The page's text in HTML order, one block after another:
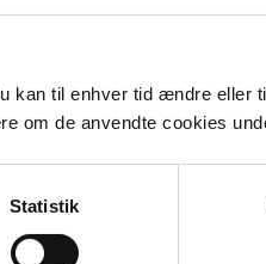
kan til enhver tid ændre eller
om de anvendte cookies
Statistik